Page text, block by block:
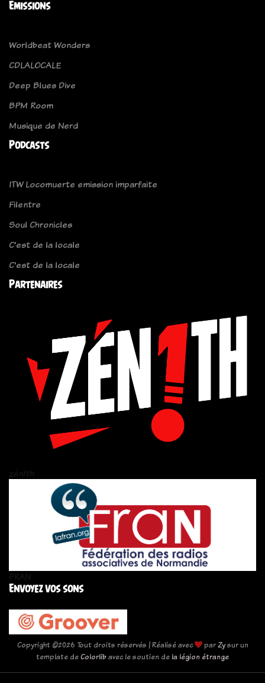
Emissions
Worldbeat Wonders
CDLALOCALE
Deep Blues Dive
BPM Room
Musique de Nerd
Podcasts
ITW Locomuerte emission imparfaite
Filentre
Soul Chronicles
C'est de la locale
C'est de la locale
Partenaires
Envoyez vos sons
Copyright ©2026 Tout droits réservés | Réalisé avec parZysur un
template deColorlibavec le soutien de la légion étrange